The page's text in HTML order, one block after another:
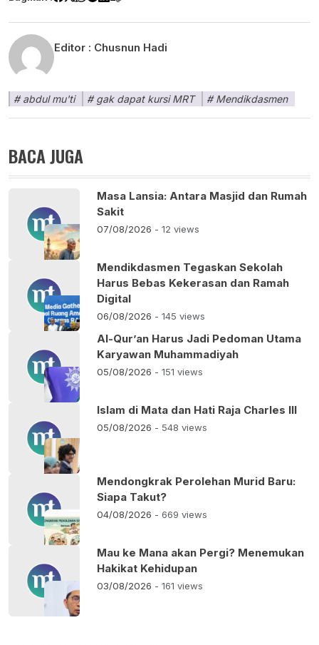
Editor : Chusnun Hadi
abdul mu'ti gak dapat kursi MRT Mendikdasmen
BACA JUGA
Masa Lansia: Antara Masjid dan Rumah
Sakit
07/08/2026 - 12 views
Mendikdasmen Tegaskan Sekolah
Harus Bebas Kekerasan dan Ramah
Digital
06/08/2026 - 145 views
Al-Qur’an Harus Jadi Pedoman Utama
Karyawan Muhammadiyah
05/08/2026 - 151 views
Islam di Mata dan Hati Raja Charles III
05/08/2026 - 548 views
Mendongkrak Perolehan Murid Baru:
Siapa Takut?
04/08/2026 - 669 views
Mau ke Mana akan Pergi? Menemukan
Hakikat Kehidupan
03/08/2026 - 161 views